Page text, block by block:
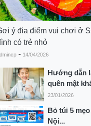
ý địa điểm vui chơi ở
có trẻ nhỏ
- 14/04/2026
Hướng dẫn
quên mật
23/01/2026
Bỏ túi 5
Nội...